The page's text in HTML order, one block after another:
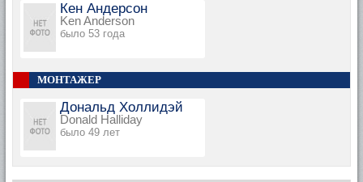
Кен Андерсон
Ken Anderson
было 53 года
МОНТАЖЕР
Дональд Холлидэй
Donald Halliday
было 49 лет